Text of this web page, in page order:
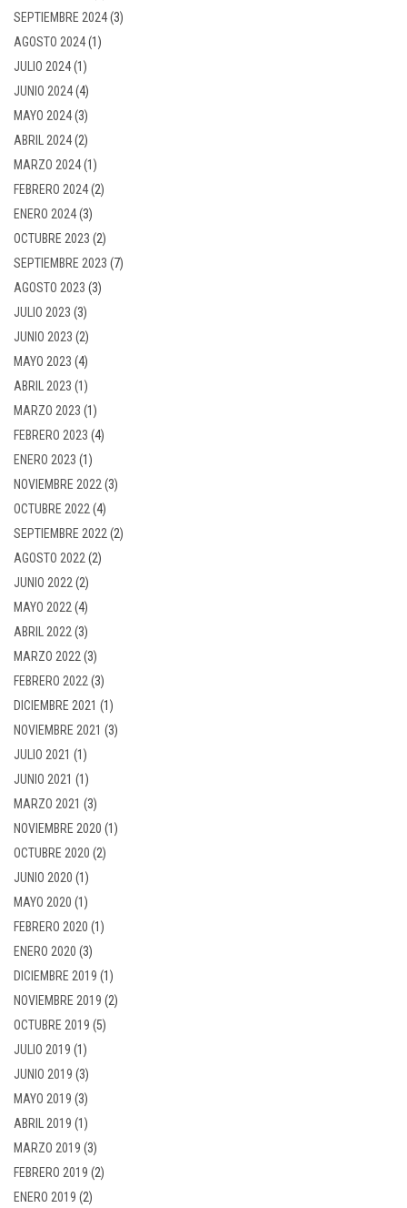
SEPTIEMBRE 2024(3)
AGOSTO 2024(1)
JULIO 2024(1)
JUNIO 2024(4)
MAYO 2024(3)
ABRIL 2024(2)
MARZO 2024(1)
FEBRERO 2024(2)
ENERO 2024(3)
OCTUBRE 2023 (2)
SEPTIEMBRE 2023 (7)
AGOSTO 2023 (3)
JULIO 2023 (3)
JUNIO 2023 (2)
MAYO 2023 (4)
ABRIL 2023 (1)
MARZO 2023 (1)
FEBRERO 2023 (4)
ENERO 2023 (1)
NOVIEMBRE 2022 (3)
OCTUBRE 2022 (4)
SEPTIEMBRE 2022 (2)
AGOSTO 2022 (2)
JUNIO 2022 (2)
MAYO 2022 (4)
ABRIL 2022 (3)
MARZO 2022 (3)
FEBRERO 2022 (3)
DICIEMBRE 2021 (1)
NOVIEMBRE 2021 (3)
JULIO 2021 (1)
JUNIO 2021 (1)
MARZO 2021 (3)
NOVIEMBRE 2020 (1)
OCTUBRE 2020 (2)
JUNIO 2020 (1)
MAYO 2020 (1)
FEBRERO 2020 (1)
ENERO 2020 (3)
DICIEMBRE 2019 (1)
NOVIEMBRE 2019 (2)
OCTUBRE 2019 (5)
JULIO 2019 (1)
JUNIO 2019 (3)
MAYO 2019 (3)
ABRIL 2019 (1)
MARZO 2019 (3)
FEBRERO 2019 (2)
ENERO 2019 (2)